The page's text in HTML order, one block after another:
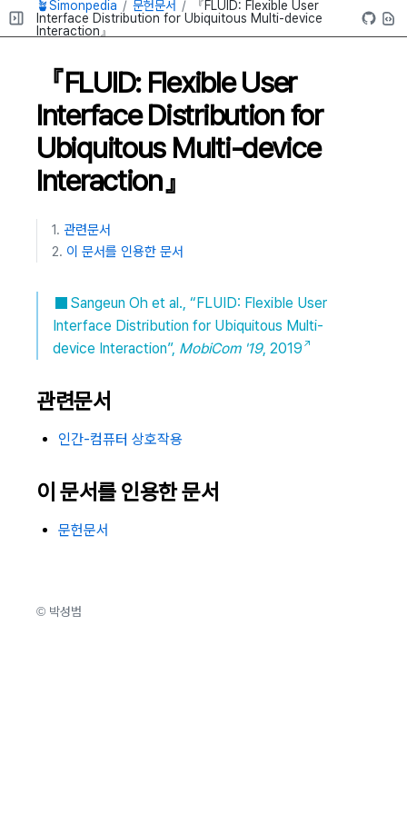
🪴Simonpedia 문헌문서
『FLUID: Flexible User
Interface Distribution for Ubiquitous Multi-device
Interaction』
『FLUID: Flexible User
Interface Distribution for
Ubiquitous Multi-device
Interaction』
관련문서
이 문서를 인용한 문서
Sangeun Oh et al., “FLUID: Flexible User
Interface Distribution for Ubiquitous Multi-
device Interaction”, MobiCom '19, 2019
관련문서
인간-컴퓨터 상호작용
이 문서를 인용한 문서
문헌문서
© 박성범